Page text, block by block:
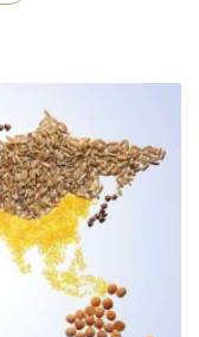
федерации
Евгений
Алексеевич»